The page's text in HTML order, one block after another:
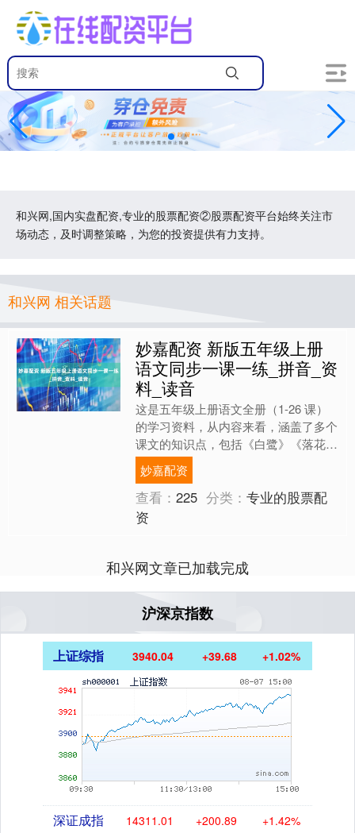
和兴网,国内实盘配资,专业的股票配资②股票配资平台始终关注市
场动态，及时调整策略，为您的投资提供有力支持。
和兴网 相关话题
妙嘉配资 新版五年级上册
语文同步一课一练_拼音_资
料_读音
这是五年级上册语文全册（1-26 课）
的学习资料，从内容来看，涵盖了多个
课文的知识点，包括《白鹭》《落花
生》《语文新天地》以及《少年中国说
（节选）》等。每个部分....
妙嘉配资
查看：225 分类：专业的股票配
资
和兴网文章已加载完成
沪深京指数
上证综指 3940.04 +39.68 +1.02%
深证成指 14311.01 +200.89 +1.42%